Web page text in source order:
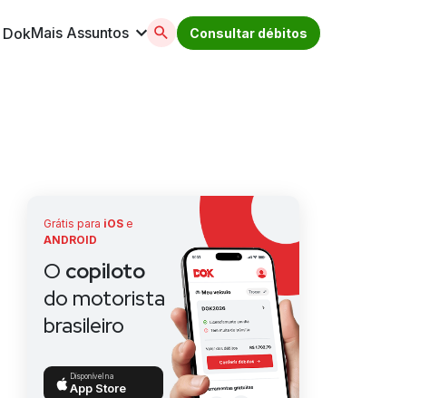
licenciamento, ipva, multas e muito mais. Acesse
Mais Assuntos Consultar débitos
Grátis para iOS e
ANDROID
O copiloto
do motorista
brasileiro
Disponível na
App Store